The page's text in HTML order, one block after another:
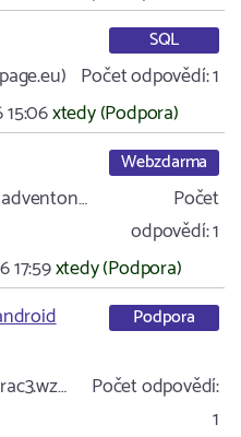
SQL
Počet odpovědí:1
15:06xtedy (Podpora)
Webzdarma
Počet
odpovědí:1
17:59xtedy (Podpora)
Podpora
Počet odpovědí:
1